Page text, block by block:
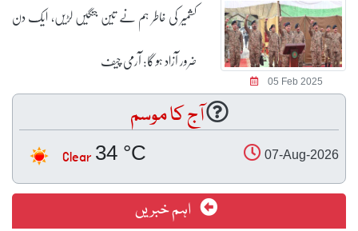
05 Feb 2025
کشمیر کی خاطر ہم نے تین جنگیں لڑیں، ایک دن
ضرور آزاد ہو گا: آرمی چیف
آج کا موسم
07-Aug-2026
34 °C
Clear
اہم خبریں